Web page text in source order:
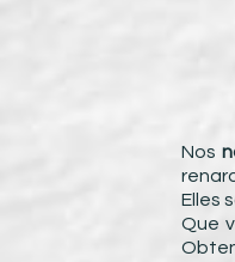
Nos
Elles
Que